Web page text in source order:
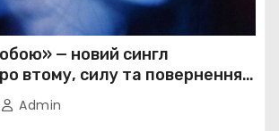
— новий сингл
втому, силу та повернення
Admin